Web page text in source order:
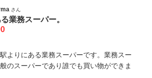
さん
業務スーパー。
よりにある業務スーパーです。業務スー
のスーパーであり誰でも買い物ができま